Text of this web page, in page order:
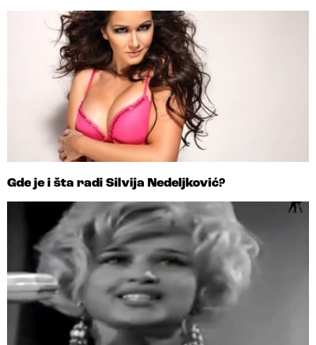
Gde je i šta radi Silvija Nedeljković?